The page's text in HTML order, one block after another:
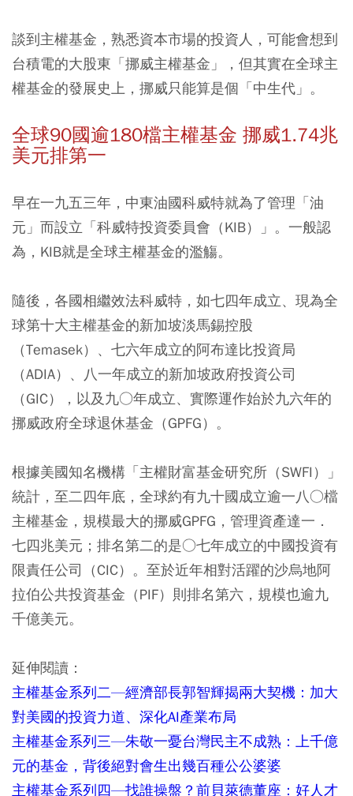
談到主權基金，熟悉資本市場的投資人，可能會想到
台積電的大股東「挪威主權基金」，但其實在全球主
權基金的發展史上，挪威只能算是個「中生代」。
全球90國逾180檔主權基金 挪威1.74兆
美元排第一
早在一九五三年，中東油國科威特就為了管理「油
元」而設立「科威特投資委員會（KIB）」。一般認
為，KIB就是全球主權基金的濫觴。
隨後，各國相繼效法科威特，如七四年成立、現為全
球第十大主權基金的新加坡淡馬錫控股
（Temasek）、七六年成立的阿布達比投資局
（ADIA）、八一年成立的新加坡政府投資公司
（GIC），以及九○年成立、實際運作始於九六年的
挪威政府全球退休基金（GPFG）。
根據美國知名機構「主權財富基金研究所（SWFI）」
統計，至二四年底，全球約有九十國成立逾一八○檔
主權基金，規模最大的挪威GPFG，管理資產達一．
七四兆美元；排名第二的是○七年成立的中國投資有
限責任公司（CIC）。至於近年相對活躍的沙烏地阿
拉伯公共投資基金（PIF）則排名第六，規模也逾九
千億美元。
延伸閱讀：
主權基金系列二—經濟部長郭智輝揭兩大契機：加大
對美國的投資力道、深化AI產業布局
主權基金系列三—朱敬一憂台灣民主不成熟：上千億
元的基金，背後絕對會生出幾百種公公婆婆
主權基金系列四—找誰操盤？前貝萊德董座：好人才